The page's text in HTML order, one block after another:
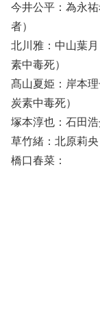
今井公平：為永
者）
北川雅：中山葉
素中毒死）
髙山夏姫：岸本
炭素中毒死）
塚本淳也：石田
草竹緒：北原莉央
橋口春菜：